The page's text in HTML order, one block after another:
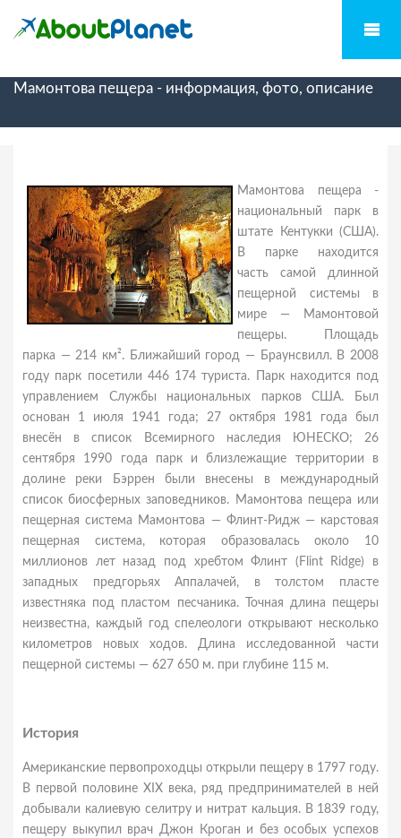
Мамонтова пещера - информация, фото, описание
Мамонтова пещера -
национальный парк в
штате Кентукки (США).
В парке находится
часть самой длинной
пещерной системы в
мире — Мамонтовой
пещеры. Площадь
парка — 214 км². Ближайший город — Браунсвилл. В 2008
году парк посетили 446 174 туриста. Парк находится под
управлением Службы национальных парков США. Был
основан 1 июля 1941 года; 27 октября 1981 года был
внесён в список Всемирного наследия ЮНЕСКО; 26
сентября 1990 года парк и близлежащие территории в
долине реки Бэррен были внесены в международный
список биосферных заповедников. Мамонтова пещера или
пещерная система Мамонтова — Флинт-Ридж — карстовая
пещерная система, которая образовалась около 10
миллионов лет назад под хребтом Флинт (Flint Ridge) в
западных предгорьях Аппалачей, в толстом пласте
известняка под пластом песчаника. Точная длина пещеры
неизвестна, каждый год спелеологи открывают несколько
километров новых ходов. Длина исследованной части
пещерной системы — 627 650 м. при глубине 115 м.
История
Американские первопроходцы открыли пещеру в 1797 году.
В первой половине XIX века, ряд предпринимателей в ней
добывали калиевую селитру и нитрат кальция. В 1839 году,
пещеру выкупил врач Джон Кроган и без особых успехов